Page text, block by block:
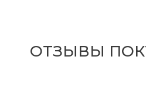
ОТЗЫВЫ